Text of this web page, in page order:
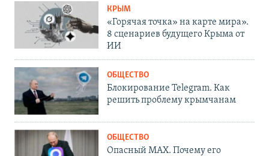
КРЫМ
«Горячая точка» на карте мира».
8 сценариев будущего Крыма от
ИИ
ОБЩЕСТВО
Блокирование Telegram. Как
решить проблему крымчанам
ОБЩЕСТВО
Опасный MAX. Почему его